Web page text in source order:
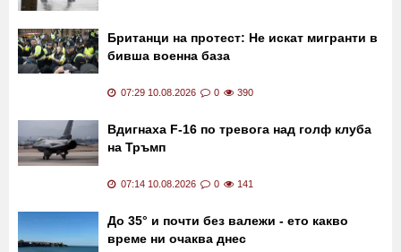
Британци на протест: Не искат мигранти в
бивша военна база
07:29 10.08.2026 0 390
Вдигнаха F-16 по тревога над голф клуба
на Тръмп
07:14 10.08.2026 0 141
До 35° и почти без валежи - ето какво
време ни очаква днес